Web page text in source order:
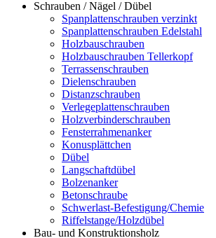
Schrauben / Nägel / Dübel
Spanplattenschrauben verzinkt
Spanplattenschrauben Edelstahl
Holzbauschrauben
Holzbauschrauben Tellerkopf
Terrassenschrauben
Dielenschrauben
Distanzschrauben
Verlegeplattenschrauben
Holzverbinderschrauben
Fensterrahmenanker
Konusplättchen
Dübel
Langschaftdübel
Bolzenanker
Betonschraube
Schwerlast-Befestigung/Chemie
Riffelstange/Holzdübel
Bau- und Konstruktionsholz